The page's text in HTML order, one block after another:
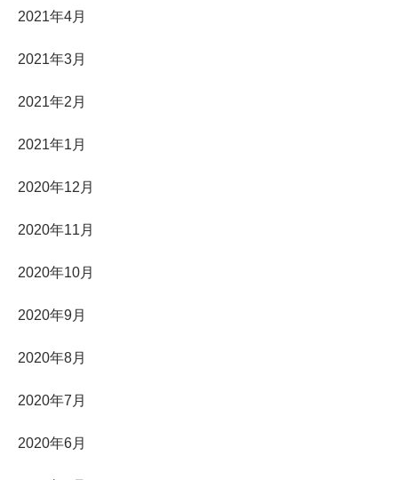
2021年4月
2021年3月
2021年2月
2021年1月
2020年12月
2020年11月
2020年10月
2020年9月
2020年8月
2020年7月
2020年6月